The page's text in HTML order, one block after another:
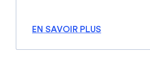
EN SAVOIR PLUS